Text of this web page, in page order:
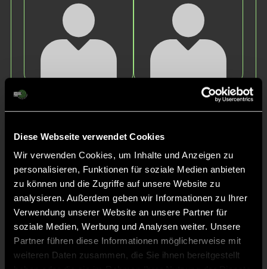
Diese Webseite verwendet Cookies
Wir verwenden Cookies, um Inhalte und Anzeigen zu
personalisieren, Funktionen für soziale Medien anbieten
zu können und die Zugriffe auf unsere Website zu
analysieren. Außerdem geben wir Informationen zu Ihrer
Verwendung unserer Website an unsere Partner für
soziale Medien, Werbung und Analysen weiter. Unsere
Partner führen diese Informationen möglicherweise mit
weiteren Daten zusammen, die Sie ihnen bereitgestellt
Greta
Mira
B.
Stella
B.